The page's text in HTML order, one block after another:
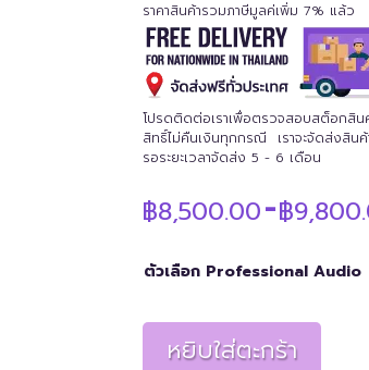
ราคาสินค้ารวมภาษีมูลค่เพิ่ม 7% แล้ว
โปรดติดต่อเราเพื่อตรวจสอบสต็อก
สิทธิ์ไม่คืนเงินทุกกรณี เราจะจัดส่งสิน
รอระยะเวลาจัดส่ง 5 - 6 เดือน
฿8,500.00–฿
ตัวเลือก Professional Audio
หยิบใส่ตะกร้า